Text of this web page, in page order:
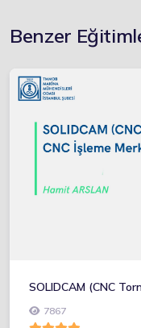
Benzer
SOLIDCAM (CNC
7867